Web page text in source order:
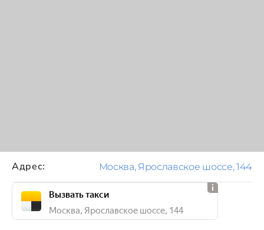
Адрес: Москва, Ярославское шоссе, 144
Вызвать такси
Москва, Ярославское шоссе, 144